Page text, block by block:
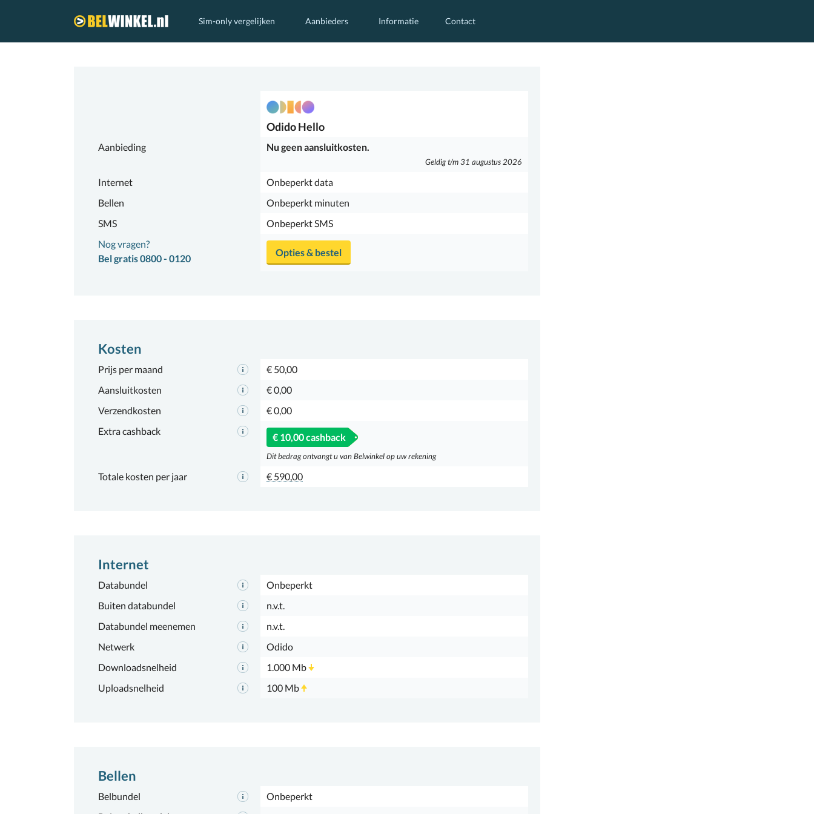
Sim-only vergelijken Aanbieders Informatie Contact
OdidoHello
Aanbieding Nu geen aansluitkosten.
Geldig t/m 31 augustus 2026
Internet
Onbeperkt data
Bellen
Onbeperkt minuten
SMS
Onbeperkt SMS
Nog vragen?
Bel gratis 0800 - 0120
Opties & bestel
Kosten
Prijs per maand
€ 50,00
Aansluitkosten
€ 0,00
Verzendkosten
€ 0,00
Extra cashback
€ 10,00 cashback
Dit bedrag ontvangt u van Belwinkel op uw rekening
Totale kosten per jaar € 590,00
Internet
Databundel
Onbeperkt
Buiten databundel
n.v.t.
Databundel meenemen
n.v.t.
Netwerk
Odido
Downloadsnelheid
1.000 Mb
Uploadsnelheid
100 Mb
Bellen
Belbundel
Onbeperkt